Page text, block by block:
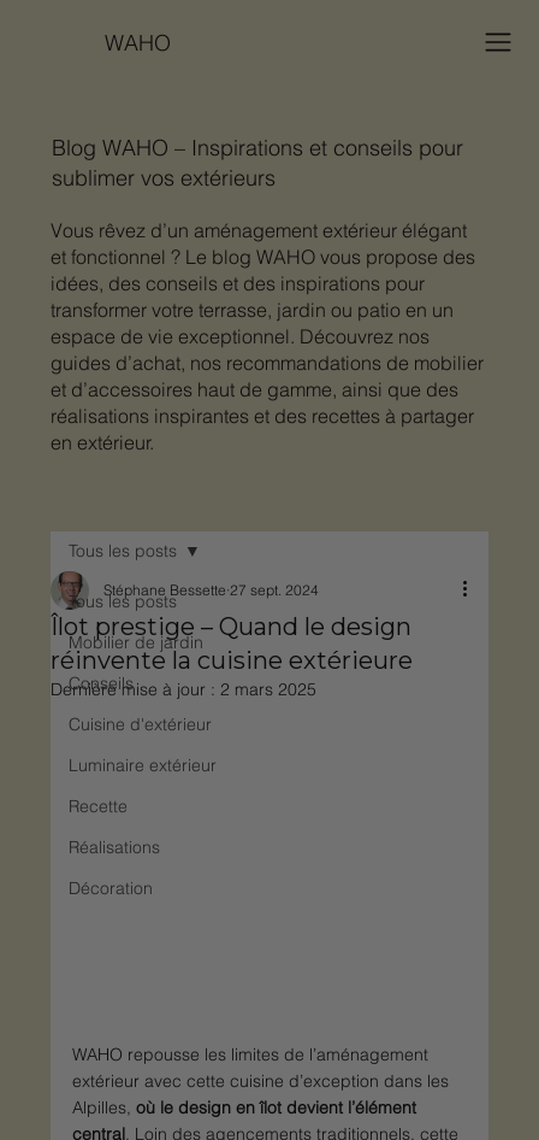
WAHO
Blog WAHO – Inspirations et conseils pour
sublimer vos extérieurs
Vous rêvez d’un aménagement extérieur élégant
et fonctionnel ? Le blog WAHO vous propose des
idées, des conseils et des inspirations pour
transformer votre terrasse, jardin ou patio en un
espace de vie exceptionnel. Découvrez nos
guides d’achat, nos recommandations de mobilier
et d’accessoires haut de gamme, ainsi que des
réalisations inspirantes et des recettes à partager
en extérieur.
Tous les posts
Mobilier de jardin
Conseils
Cuisine d'extérieur
Luminaire extérieur
Recette
Réalisations
Décoration
Tous les posts
Îlot prestige – Quand le design
réinvente la cuisine extérieure
Stéphane Bessette 27 sept. 2024
Dernière mise à jour :2 mars 2025
WAHO repousse les limites de l’aménagement
extérieur avec cette cuisine d’exception dans les
Alpilles, où le design en îlot devient l’élément
central. Loin des agencements traditionnels, cette